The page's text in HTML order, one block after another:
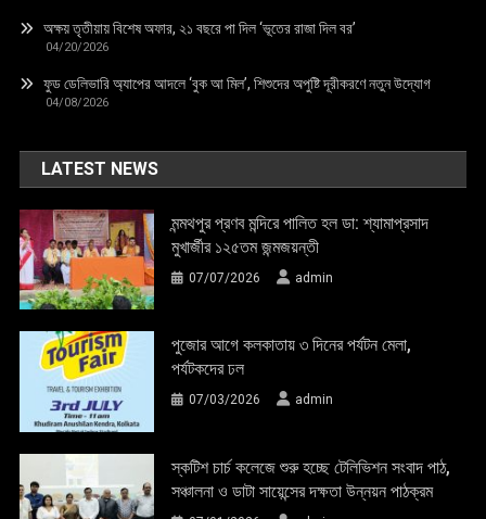
অক্ষয় তৃতীয়ায় বিশেষ অফার, ২১ বছরে পা দিল ‘ভূতের রাজা দিল বর’
04/20/2026
ফুড ডেলিভারি অ্যাপের আদলে ‘বুক আ মিল’, শিশুদের অপুষ্টি দূরীকরণে নতুন উদ্যোগ
04/08/2026
LATEST NEWS
মন্মথপুর প্রণব মন্দিরে পালিত হল ডা: শ্যামাপ্রসাদ
মুখার্জীর ১২৫তম জন্মজয়ন্তী
07/07/2026 admin
পুজোর আগে কলকাতায় ৩ দিনের পর্যটন মেলা,
পর্যটকদের ঢল
07/03/2026 admin
স্কটিশ চার্চ কলেজে শুরু হচ্ছে টেলিভিশন সংবাদ পাঠ,
সঞ্চালনা ও ডাটা সায়েন্সের দক্ষতা উন্নয়ন পাঠক্রম